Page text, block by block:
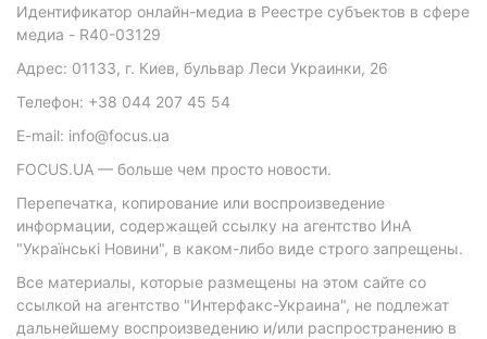
Идентификатор онлайн-медиа в Реестре субъектов в сфере
медиа - R40-03129
Адрес: 01133, г. Киев, бульвар Леси Украинки, 26
Телефон: +38 044 207 45 54
E-mail: info@focus.ua
FOCUS.UA — больше чем просто новости.
Перепечатка, копирование или воспроизведение
информации, содержащей ссылку на агентство ИнА
"Українські Новини", в каком-либо виде строго запрещены.
Все материалы, которые размещены на этом сайте со
ссылкой на агентство "Интерфакс-Украина", не подлежат
дальнейшему воспроизведению и/или распространению в